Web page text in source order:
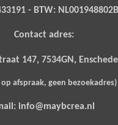
- BTW:
Contact adres:
147, 7534GN, Enschede
op afspraak, geen bezoekadres)
info@maybcrea.nl